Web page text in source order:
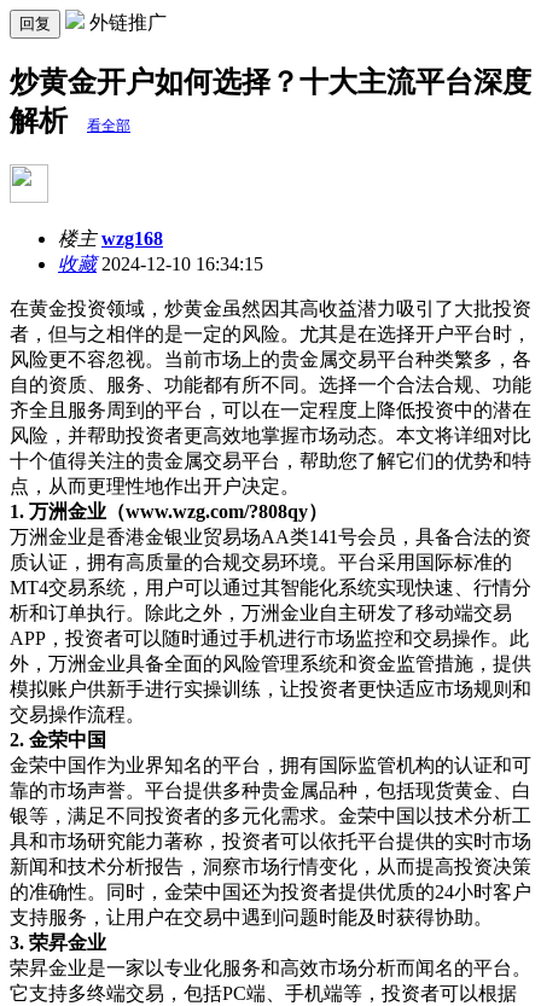
回复 外链推广
炒黄金开户如何选择？十大主流平台深度
解析
看全部
楼主 wzg168
收藏2024-12-10 16:34:15
在黄金投资领域，炒黄金虽然因其高收益潜力吸引了大批投资
者，但与之相伴的是一定的风险。尤其是在选择开户平台时，
风险更不容忽视。当前市场上的贵金属交易平台种类繁多，各
自的资质、服务、功能都有所不同。选择一个合法合规、功能
齐全且服务周到的平台，可以在一定程度上降低投资中的潜在
风险，并帮助投资者更高效地掌握市场动态。本文将详细对比
十个值得关注的贵金属交易平台，帮助您了解它们的优势和特
点，从而更理性地作出开户决定。
1. 万洲金业（www.wzg.com/?808qy）
万洲金业是香港金银业贸易场AA类141号会员，具备合法的资
质认证，拥有高质量的合规交易环境。平台采用国际标准的
MT4交易系统，用户可以通过其智能化系统实现快速、行情分
析和订单执行。除此之外，万洲金业自主研发了移动端交易
APP ，投资者可以随时通过手机进行市场监控和交易操作。此
外，万洲金业具备全面的风险管理系统和资金监管措施，提供
模拟账户供新手进行实操训练，让投资者更快适应市场规则和
交易操作流程。
2. 金荣中国
金荣中国作为业界知名的平台，拥有国际监管机构的认证和可
靠的市场声誉。平台提供多种贵金属品种，包括现货黄金、白
银等，满足不同投资者的多元化需求。金荣中国以技术分析工
具和市场研究能力著称，投资者可以依托平台提供的实时市场
新闻和技术分析报告，洞察市场行情变化，从而提高投资决策
的准确性。同时，金荣中国还为投资者提供优质的24小时客户
支持服务，让用户在交易中遇到问题时能及时获得协助。
3. 荣昇金业
荣昇金业是一家以专业化服务和高效市场分析而闻名的平台。
它支持多终端交易，包括PC端、手机端等，投资者可以根据